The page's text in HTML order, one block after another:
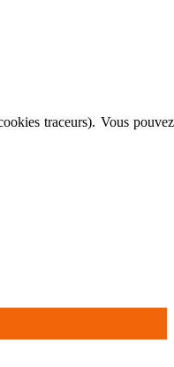
traceurs). Vous pouvez